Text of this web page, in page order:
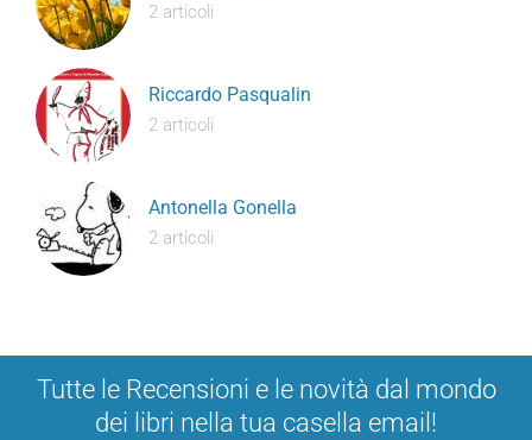
2 articoli
Riccardo Pasqualin
2 articoli
Antonella Gonella
2 articoli
Tutte le Recensioni e le novità dal mondo
dei libri nella tua casella email!